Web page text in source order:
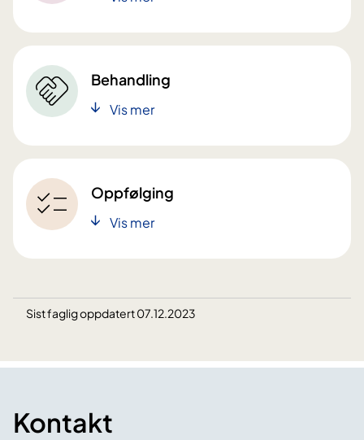
Behandling
Vis mer
Oppfølging
Vis mer
Sist faglig oppdatert 07.12.2023
Kontakt